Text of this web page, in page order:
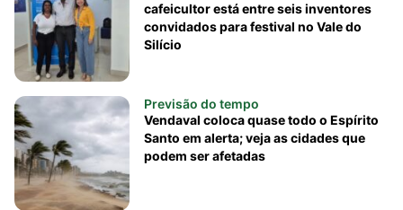
cafeicultor está entre seis inventores
convidados para festival no Vale do
Silício
Previsão do tempo
Vendaval coloca quase todo o Espírito
Santo em alerta; veja as cidades que
podem ser afetadas